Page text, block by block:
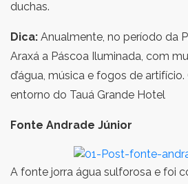
duchas.
Dica: Anualmente, no período da
Araxá a Páscoa Iluminada, com
d’água, música e fogos de
entorno do Tauá Grande Hotel
Fonte Andrade Júnior
A fonte jorra água sulforosa e foi